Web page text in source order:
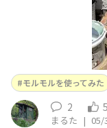
モルモルを使ってみた
2
まるた | 05/